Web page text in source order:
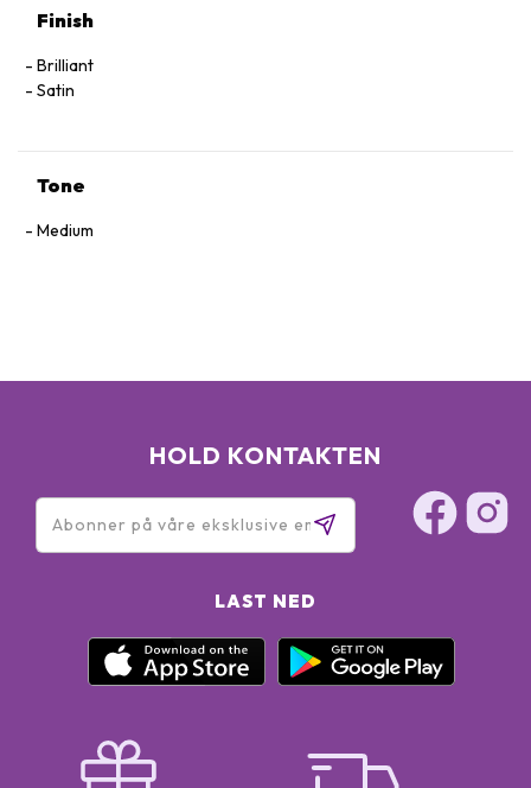
Finish
Brilliant
Satin
Tone
Medium
HOLD KONTAKTEN
LAST NED